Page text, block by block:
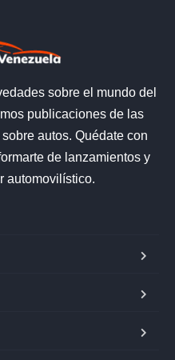
sobre el mundo del
publicaciones de las
autos. Quédate con
de lanzamientos y
automovilístico.